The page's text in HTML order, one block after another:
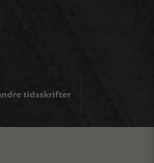
tidsskrifter